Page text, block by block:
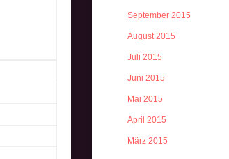
September 2015
August 2015
Juli 2015
Juni 2015
Mai 2015
April 2015
März 2015